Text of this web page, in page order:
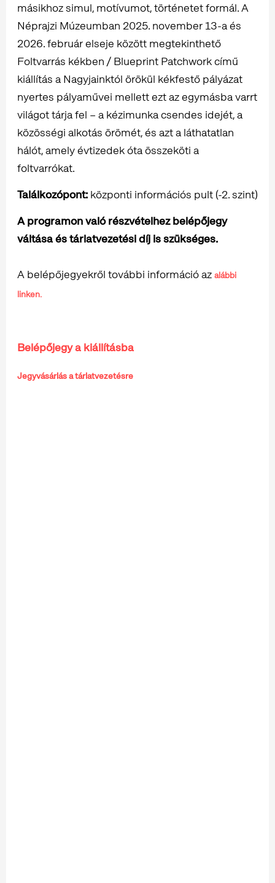
másikhoz simul, motívumot, történetet formál. A
Néprajzi Múzeumban 2025. november 13-a és
2026. február elseje között megtekinthető
Foltvarrás kékben / Blueprint Patchwork című
kiállítás a Nagyjainktól örökül kékfestő pályázat
nyertes pályaművei mellett ezt az egymásba varrt
világot tárja fel – a kézimunka csendes idejét, a
közösségi alkotás örömét, és azt a láthatatlan
hálót, amely évtizedek óta összeköti a
foltvarrókat.
Találkozópont: központi információs pult (-2. szint)
A programon való részvételhez belépőjegy
váltása és tárlatvezetési díj is szükséges.
A belépőjegyekről további információ az alábbi
linken.
Belépőjegy a kiállításba
Jegyvásárlás a tárlatvezetésre